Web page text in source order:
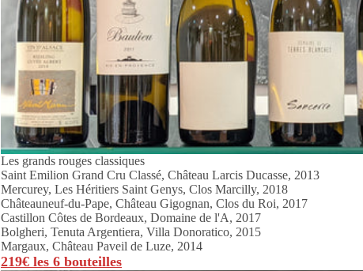
Les grands rouges classiques
Saint Emilion Grand Cru Classé, Château Larcis Ducasse, 2013
Mercurey, Les Héritiers Saint Genys, Clos Marcilly, 2018
Châteauneuf-du-Pape, Château Gigognan, Clos du Roi, 2017
Castillon Côtes de Bordeaux, Domaine de l'A, 2017
Bolgheri, Tenuta Argentiera, Villa Donoratico, 2015
Margaux, Château Paveil de Luze, 2014
219€ les 6 bouteilles